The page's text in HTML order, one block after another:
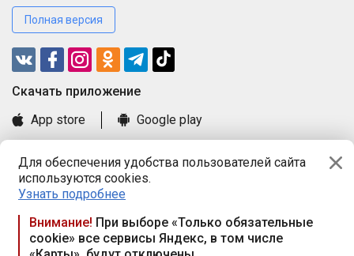
Для обеспечения удобства пользователей сайта
используются cookies.
Узнать подробнее
Внимание! При выборе «Только обязательные
cookie» все сервисы Яндекс, в том числе
Полная версия
Cкачать приложение
App store
Google play
Книга замечаний и предложений
Правила и документы
Praca.by © 2000—2026, ООО «ПРАЦА БАЙ»
Республика Беларусь, 220114, г. Минск, пр-т Независимости
117а, пом. № 9.